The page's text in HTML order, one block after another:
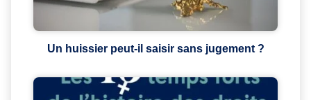
Un huissier peut-il saisir sans jugement ?